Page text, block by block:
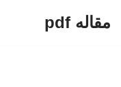
مقاله pdf